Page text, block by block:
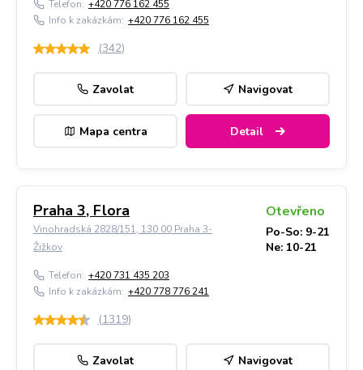
Telefon: +420 776 162 455
Info k zakázkám: +420 776 162 455
(342)
Zavolat Navigovat
Mapa centra Detail
Praha 3, Flora
Vinohradská 2828/151, 130 00 Praha 3-
Žižkov
Otevřeno
Po-So: 9-21
Ne: 10-21
Telefon: +420 731 435 203
Info k zakázkám: +420 778 776 241
(1319)
Zavolat Navigovat